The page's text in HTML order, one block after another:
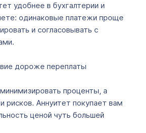
удобнее в бухгалтерии и
одинаковые платежи проще
и согласовывать с
дороже переплаты
проценты, а
рисков. Аннуитет покупает вам
ценой чуть большей